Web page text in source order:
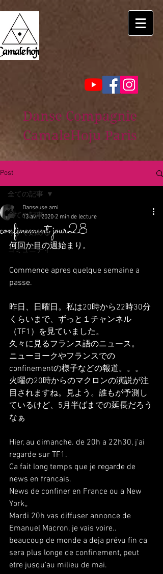
Danse Compagnie
CamaleHoju Paris
Post
全ての記事
今すぐ始める
コミュニティ
全ての記事
confinement jour28
Danseuse ami
13 avr. 2020 2 min de lecture
何回か目の週始まり。
Commence apres quelque semaine a
passe.
昨日、日曜日。私は20時から22時30分
くらいまで、ずっと１チャンネル
（TF1）を見ていました。
久々に見るフランス語のニュース。
ニューヨークやフランスでの
confinementの様子などの報道。。。
火曜の20時からのマクロンの演説が注
目されますね。見よう。誰もが予測し
ているけど、5月半ばまでの延長だろう
なぁ
Hier, au dimanche. de 20h a 22h30, j'ai
regarde sur TF1.
Ca fait long temps que je regarde de
news en francais.
News de confiner en France ou a New
York,,
Mardi 20h vas diffuser annonce de
Emanuel Macron, je vais voire..
beaucoup de monde a deja prévu fin ca
sera plus longe de confinement, peut
etre jusqu'au milieu de mai.